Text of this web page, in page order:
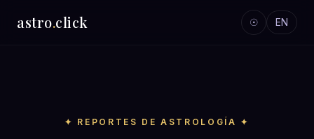
astro.click ☉ EN
✦ REPORTES DE ASTROLOGÍA ✦